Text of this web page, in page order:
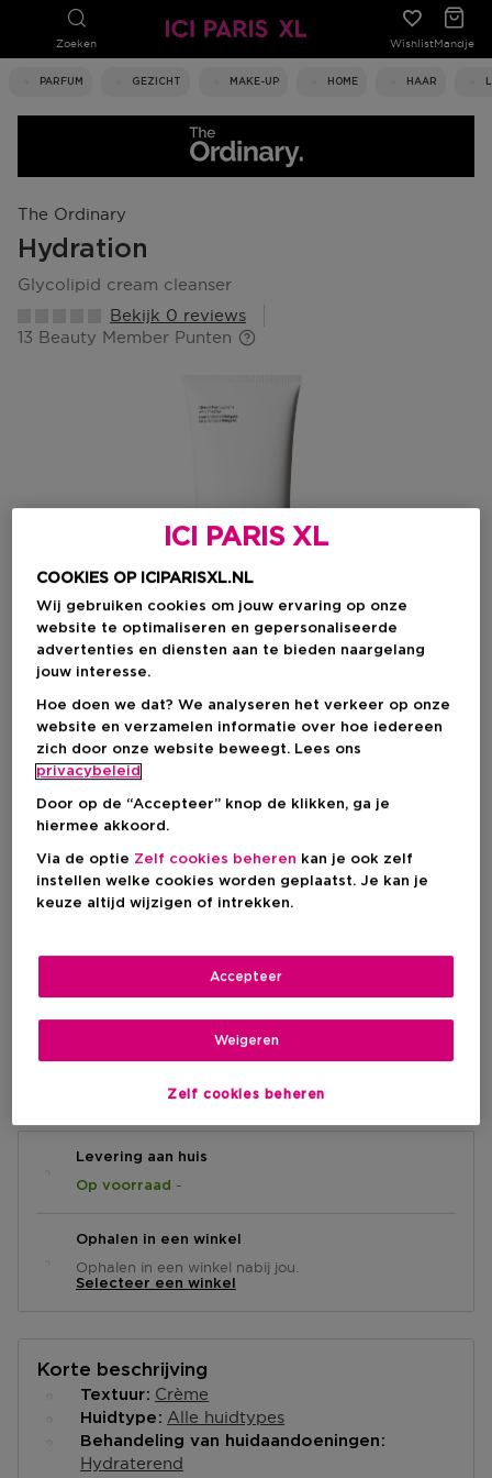
Zoeken WishlistMandje
PARFUM GEZICHT MAKE-UP HOME HAAR
The Ordinary
Hydration
glycolipid cream cleanser
Bekijk 0 reviews
13 Beauty Member Punten
Kies je formaat
150 ML Op voorraad
€ 13,40
Levering aan huis
Op voorraad -
Ophalen in een winkel
Ophalen in een winkel nabij jou.
Selecteer een winkel
Korte beschrijving
Textuur Crème
Huidtype Alle huidtypes
Behandeling van huidaandoeningen
Hydraterend
ICI PARIS XL
COOKIES OP ICIPARISXL.NL
Wij gebruiken cookies om jouw ervaring op onze
website te optimaliseren en gepersonaliseerde
advertenties en diensten aan te bieden naargelang
jouw interesse.
Hoe doen we dat? We analyseren het verkeer op onze
website en verzamelen informatie over hoe iedereen
zich door onze website beweegt. Lees ons
privacybeleid
Door op de “Accepteer” knop de klikken, ga je
hiermee akkoord.
Via de optie Zelf cookies beheren kan je ook zelf
instellen welke cookies worden geplaatst. Je kan je
keuze altijd wijzigen of intrekken.
Zelf cookies beheren
Weigeren
Accepteer